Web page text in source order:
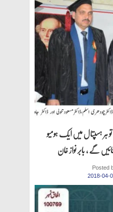
ہسپتال میں ایک ہومیو
گے ، بابر نواز خان
Posted
2018-04-